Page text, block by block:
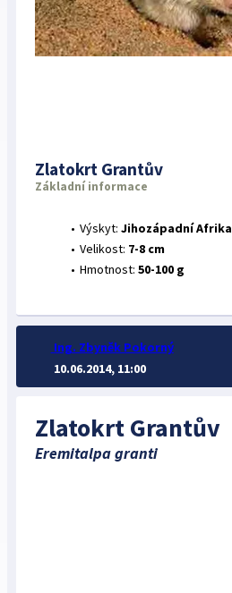
Zlatokrt Grantův
Eremitalpa granti
Zlatokrt Grantův
Základní informace
Výskyt: Jihozápadní Afrika
Velikost: 7-8 cm
Hmotnost: 50-100 g
Ing. Zbyněk Pokorný
10.06.2014, 11:00